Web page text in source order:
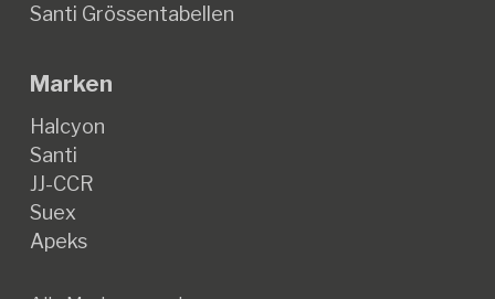
Santi Grössentabellen
Marken
Halcyon
Santi
JJ-CCR
Suex
Apeks